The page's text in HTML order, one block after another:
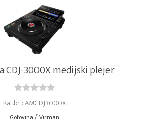
CDJ-3000X medijski plejer
Kat.br. : AMCDJ3000X
Gotovina / Virman